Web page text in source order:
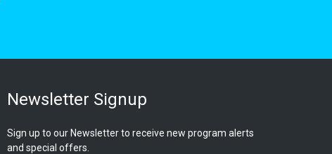
Newsletter Signup
Sign up to our Newsletter to receive new program alerts
and special offers.